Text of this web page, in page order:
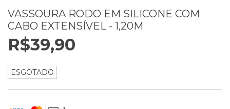
VASSOURA RODO EM SILICONE COM
CABO EXTENSÍVEL - 1,20M
R$39,90
ESGOTADO